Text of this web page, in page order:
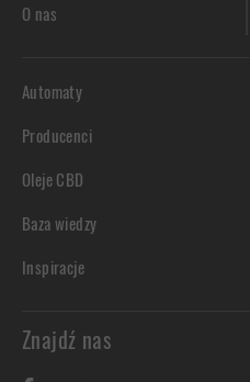
O nas
Automaty
Producenci
Oleje CBD
Baza wiedzy
Inspiracje
Znajdź nas